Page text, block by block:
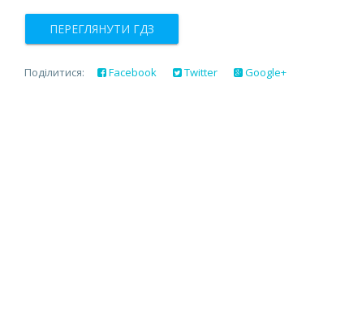
ПЕРЕГЛЯНУТИ ГДЗ
Поділитися: Facebook Twitter Google+